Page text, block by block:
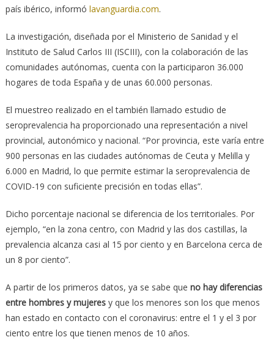
país ibérico, informó lavanguardia.com.
La investigación, diseñada por el Ministerio de Sanidad y el
Instituto de Salud Carlos III (ISCIII), con la colaboración de las
comunidades autónomas, cuenta con la participaron 36.000
hogares de toda España y de unas 60.000 personas.
El muestreo realizado en el también llamado estudio de
seroprevalencia ha proporcionado una representación a nivel
provincial, autonómico y nacional. “Por provincia, este varía entre
900 personas en las ciudades autónomas de Ceuta y Melilla y
6.000 en Madrid, lo que permite estimar la seroprevalencia de
COVID-19 con suficiente precisión en todas ellas”.
Dicho porcentaje nacional se diferencia de los territoriales. Por
ejemplo, “en la zona centro, con Madrid y las dos castillas, la
prevalencia alcanza casi al 15 por ciento y en Barcelona cerca de
un 8 por ciento”.
A partir de los primeros datos, ya se sabe que no hay diferencias
entre hombres y mujeresy que los menores son los que menos
han estado en contacto con el coronavirus: entre el 1 y el 3 por
ciento entre los que tienen menos de 10 años.